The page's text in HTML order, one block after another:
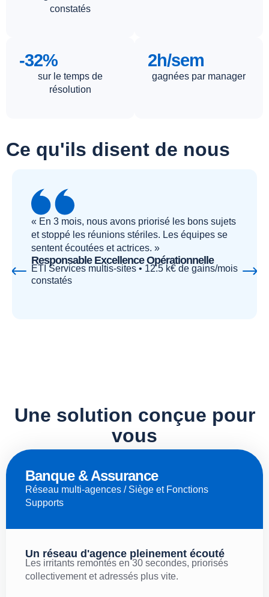
constatés
-32%
sur le temps de
résolution
2h/sem
gagnées par manager
Ce qu'ils disent de nous
« En 3 mois, nous avons priorisé les bons sujets
et stoppé les réunions stériles. Les équipes se
sentent écoutées et actrices. »
Responsable Excellence Opérationnelle
ETI Services multis-sites • 12.5 k€ de gains/mois
constatés
Une solution conçue pour
vous
Banque & Assurance
Réseau multi-agences / Siège et Fonctions
Supports
Un réseau d'agence pleinement écouté
Les irritants remontés en 30 secondes, priorisés
collectivement et adressés plus vite.